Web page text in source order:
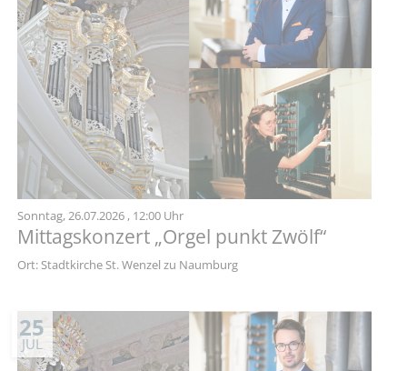
Sonntag,26.07.2026 , 12:00 Uhr
Mittagskonzert „Orgel punkt Zwölf“
Ort: Stadtkirche St. Wenzel zu Naumburg
25
JUL